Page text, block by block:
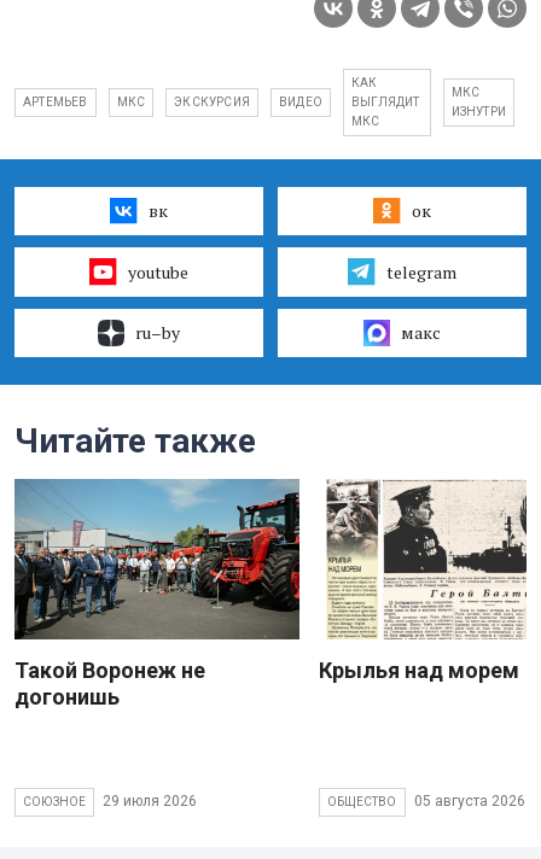
АРТЕМЬЕВ МКС ЭКСКУРСИЯ ВИДЕО
КАК
ВЫГЛЯДИТ
МКС
МКС
ИЗНУТРИ
вк ок
youtube telegram
ru–by макс
Читайте также
Такой Воронеж не
догонишь
СОЮЗНОЕ 29 июля 2026
Крылья над морем
ОБЩЕСТВО 05 августа 2026